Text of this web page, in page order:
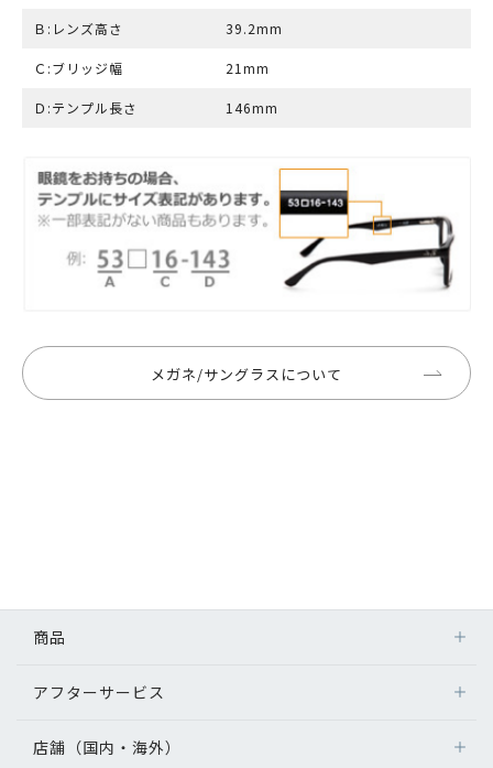
Ｂ:レンズ高さ 39.2mm
Ｃ:ブリッジ幅 21mm
Ｄ:テンプル長さ 146mm
メガネ/サングラスについて
商品
アフターサービス
店舗（国内・海外）